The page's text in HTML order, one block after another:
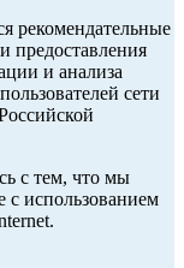
рекомендательные
предоставления
и анализа
сети
с тем, что мы
с использованием